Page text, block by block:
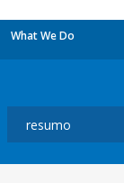
What We Do